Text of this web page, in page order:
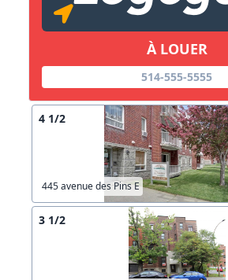
À LOUER
514-555-5555
4 1/2
445 avenue des Pins E
3 1/2